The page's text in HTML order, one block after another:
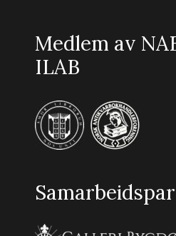
Medlem av
ILAB